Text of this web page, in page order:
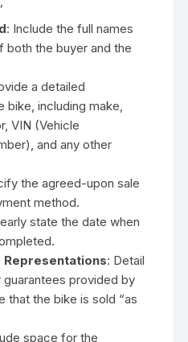
: Include the full names
both the buyer and the
a detailed
including make,
VIN (Vehicle
and any other
the agreed-upon sale
method.
state the date when
Representations: Detail
guarantees provided by
that the bike is sold “as
space for the